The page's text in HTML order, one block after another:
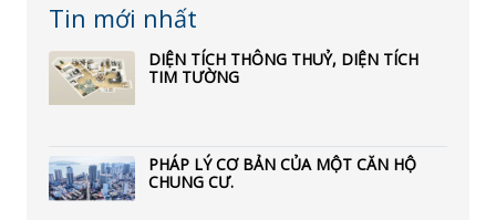
Tin mới nhất
DIỆN TÍCH THÔNG THUỶ, DIỆN TÍCH
TIM TƯỜNG
PHÁP LÝ CƠ BẢN CỦA MỘT CĂN HỘ
CHUNG CƯ.